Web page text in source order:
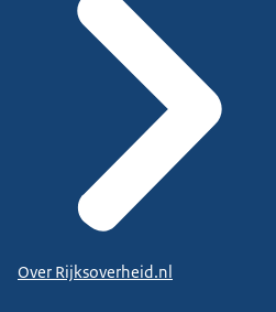
Over Rijksoverheid.nl